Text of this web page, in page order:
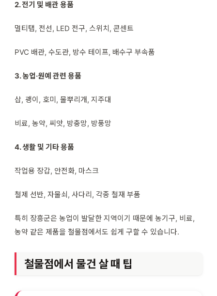
2. 전기 및 배관 용품
멀티탭, 전선, LED 전구, 스위치, 콘센트
PVC 배관, 수도관, 방수 테이프, 배수구 부속품
3. 농업·원예 관련 용품
삽, 괭이, 호미, 물뿌리개, 지주대
비료, 농약, 씨앗, 방충망, 방풍망
4. 생활 및 기타 용품
작업용 장갑, 안전화, 마스크
철제 선반, 자물쇠, 사다리, 각종 철재 부품
특히 장흥군은 농업이 발달한 지역이기 때문에 농기구, 비료,
농약 같은 제품을 철물점에서도 쉽게 구할 수 있습니다.
철물점에서 물건 살 때 팁